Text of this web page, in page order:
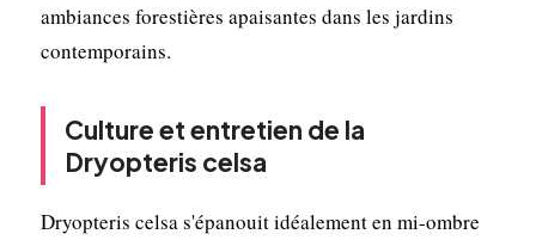
ambiances forestières apaisantes dans les jardins
contemporains.
Culture et entretien de la
Dryopteris celsa
Dryopteris celsa s'épanouit idéalement en mi-ombre